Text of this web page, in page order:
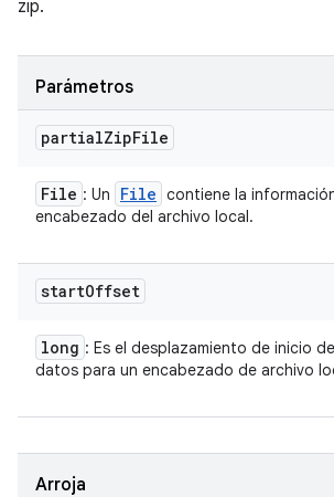
zip.
Parámetros
partialZipFile
File : Un File contiene la
encabezado del archivo local.
startOffset
long : Es el desplazamiento de inicio
datos para un encabezado de archivo
Arroja